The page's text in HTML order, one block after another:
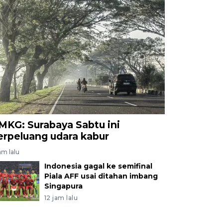
Surabaya Sabtu ini
udara kabur
lalu
Indonesia gagal ke semifinal
Piala AFF usai ditahan imbang
Singapura
12 jam lalu